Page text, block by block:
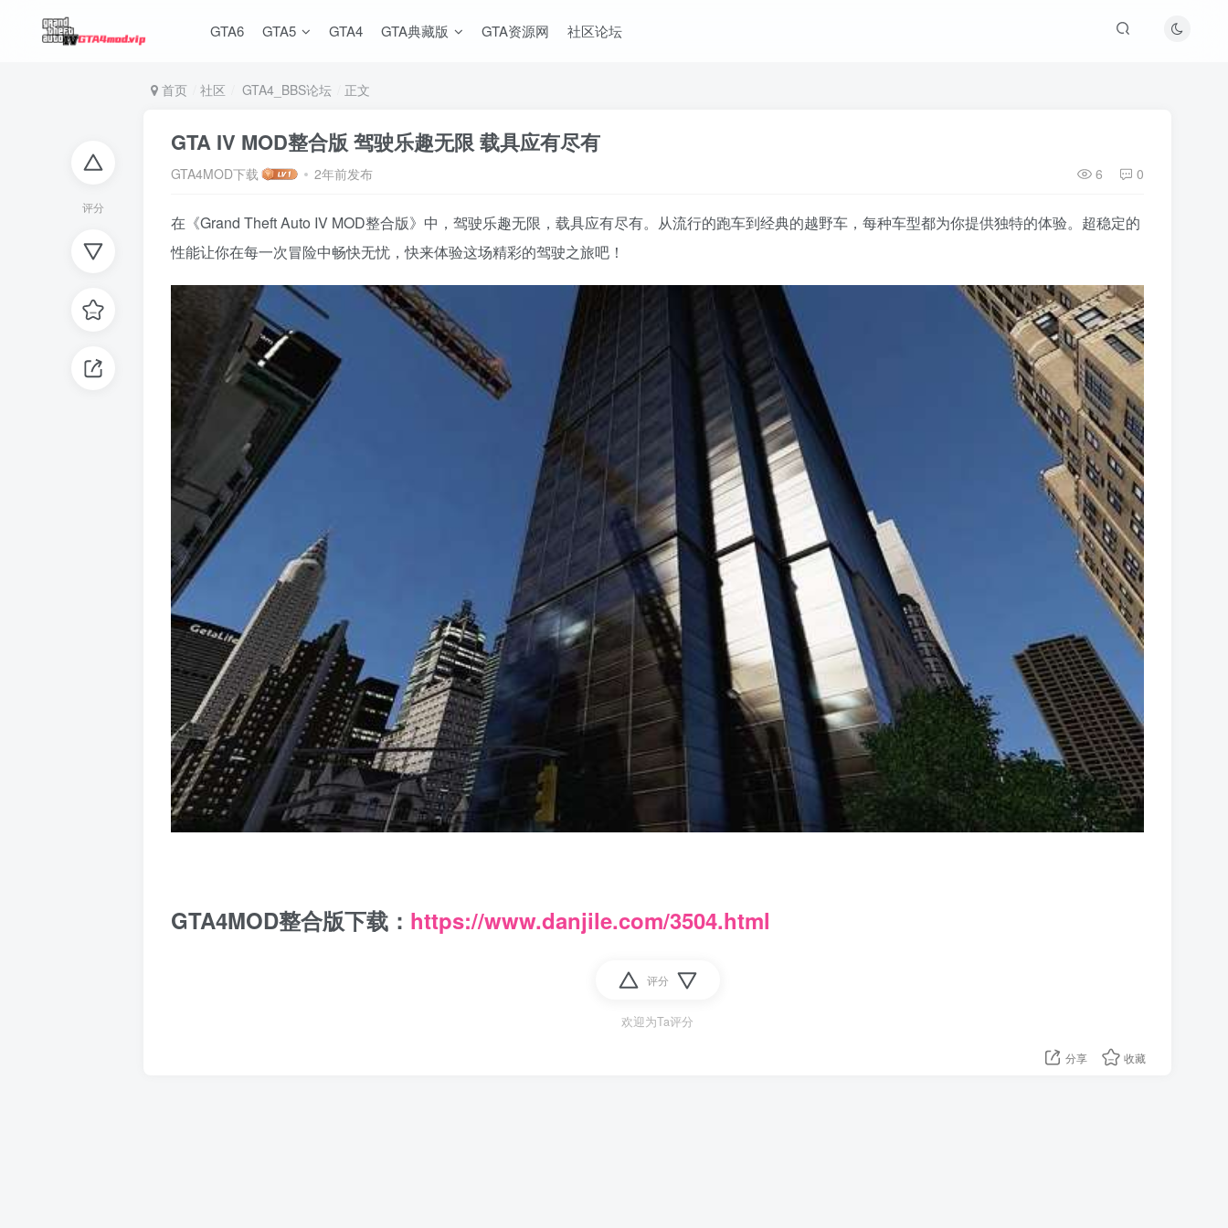
GTA6 GTA5 GTA4 GTA典藏版 GTA资源网 社区论坛
评分
首页 社区 GTA4_BBS论坛 正文
GTA IV MOD整合版 驾驶乐趣无限 载具应有尽有
GTA4MOD下载 2年前发布 6 0
在《Grand Theft Auto IV MOD整合版》中，驾驶乐趣无限，载具应有尽有。从流行的跑车到经典的越野车，每种车型都为你提供独特的体验。超稳定的
性能让你在每一次冒险中畅快无忧，快来体验这场精彩的驾驶之旅吧！
GTA4MOD整合版下载： https://www.danjile.com/3504.html
评分
欢迎为Ta评分
分享 收藏